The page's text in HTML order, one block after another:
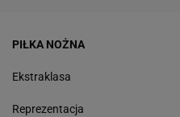
PIŁKA NOŻNA
Ekstraklasa
Reprezentacja